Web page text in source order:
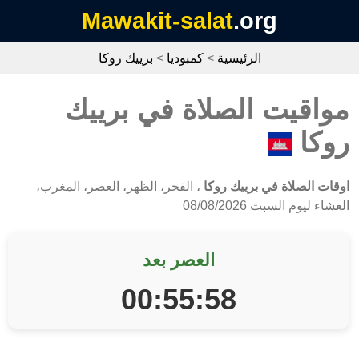
Mawakit-salat.org
الرئيسية > كمبوديا > برييك روكا
مواقيت الصلاة في برييك
روكا
اوقات الصلاة في برييك روكا ، الفجر، الظهر، العصر، المغرب،
العشاء ليوم السبت 08/08/2026
العصر بعد
00:55:58